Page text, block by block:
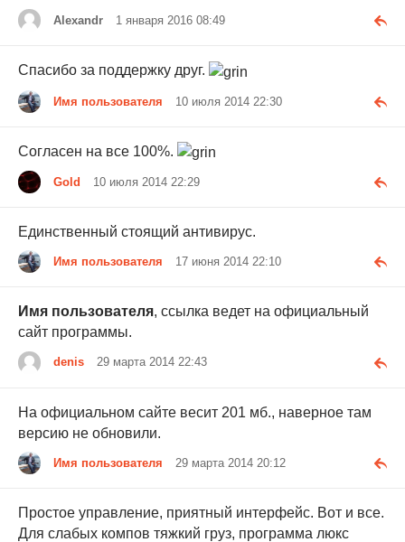
Alexandr 1 января 2016 08:49
Спасибо за поддержку друг.
Имя пользователя 10 июля 2014 22:30
Согласен на все 100%.
Gold 10 июля 2014 22:29
Единственный стоящий антивирус.
Имя пользователя 17 июня 2014 22:10
Имя пользователя, ссылка ведет на официальный
сайт программы.
denis 29 марта 2014 22:43
На официальном сайте весит 201 мб., наверное там
версию не обновили.
Имя пользователя 29 марта 2014 20:12
Простое управление, приятный интерфейс. Вот и все.
Для слабых компов тяжкий груз, программа люкс